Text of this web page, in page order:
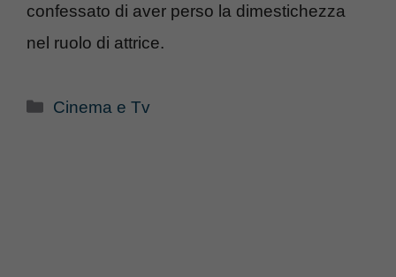
confessato di aver perso la dimestichezza
nel ruolo di attrice.
Categorie
Cinema e Tv